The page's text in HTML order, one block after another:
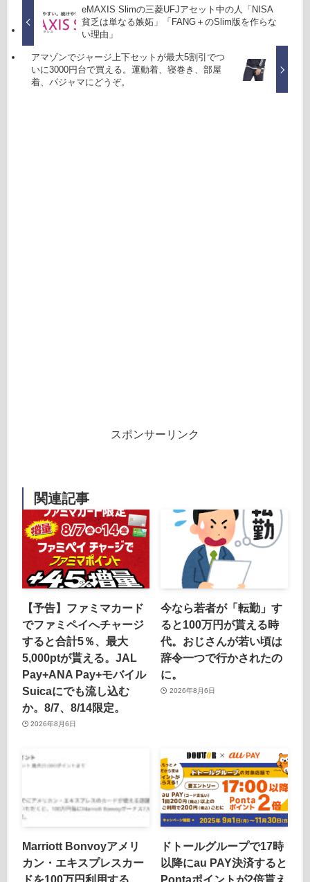
eMAXIS Slimの三菱UFJアセット中の人「NISA
貧乏は単なる嫉妬」「FANG＋のSlim版を作らな
い理由」
アマゾンでジャージ上下セットが最大5割引でつ
いに3000円台で買える。運動着、寝巻き、部屋
着、パジャマにどうぞ。
スポンサーリンク
関連記事
【予告】ファミマカード
でファミペイへチャージ
すると合計5％、最大
5,000ptが貰える。JAL
Pay+ANA Pay+モバイル
Suicaにでも流し込む
か。8/7、8/14限定。
2026年8月6日
今なら若者が「転勤」す
ると100万円が貰える時
代。おじさんが若い頃は
辞令一つで行かされたの
に。
2026年8月6日
Marriott Bonvoyアメリ
カン・エキスプレスカー
ドトールグループで17時
以降にau PAY決済すると